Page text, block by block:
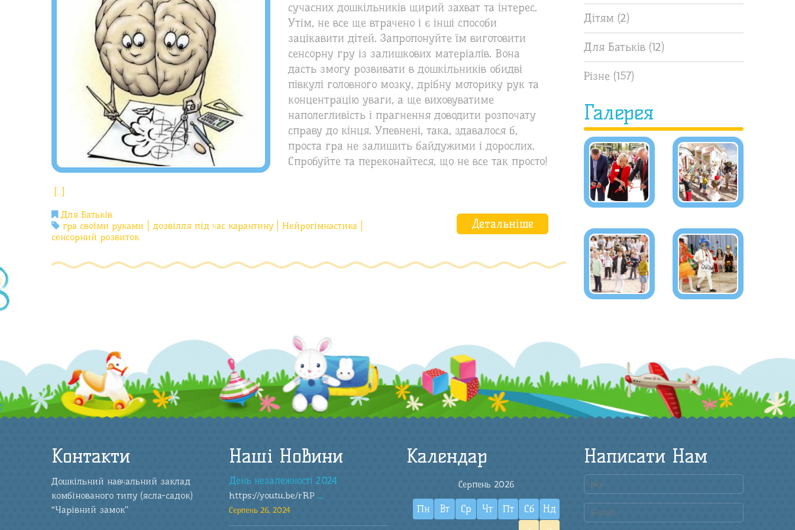
Дітям (2)
Для Батьків (12)
Різне (157)
Галерея
сучасних дошкільників щирий захват та інтерес.
Утім, не все ще втрачено і є інші способи
зацікавити дітей. Запропонуйте їм виготовити
сенсорну гру із залишкових матеріалів. Вона
дасть змогу розвивати в дошкільників обидві
півкулі головного мозку, дрібну моторику рук та
концентрацію уваги, а ще виховуватиме
наполегливість і прагнення доводити розпочату
справу до кінця. Упевнені, така, здавалося б,
проста гра не залишить байдужими і дорослих.
Спробуйте та переконайтеся, що не все так просто!
[…]
Для Батьків
гра своїми руками
дозвілля під час карантину
Нейрогімнастика
сенсорний розвиток
Детальніше
Контакти
Дошкільний навчальний заклад
комбінованого типу (ясла-садок)
“Чарівний замок”
Наші Новини
День незалежності 2024
https://youtu.be/rRP ...
Серпень 26, 2024
Календар
Серпень 2026
Пн Вт Ср Чт Пт Сб
Нд
Написати Нам